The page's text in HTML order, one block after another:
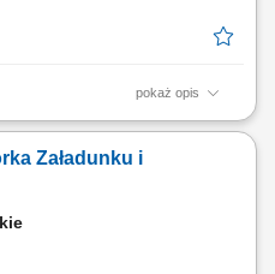
pokaż opis
zamówienia klientów i
podstawie otrzymanej listy.
lub paletach, w
Załadunku i